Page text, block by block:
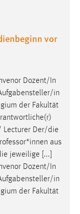
vor
Dozent/In
in
der Fakultät
Lecturer Der/die
*innen aus
jeweilige [...]
Dozent/In
in
der Fakultät